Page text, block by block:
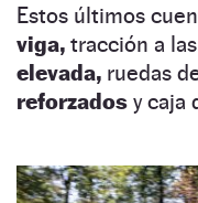
Estos últimos
viga, tracción a
elevada, ruedas
reforzados y caja